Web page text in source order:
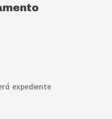
expediente